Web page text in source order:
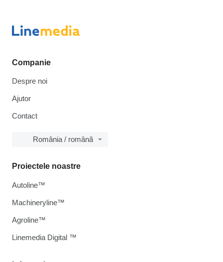
Companie
Despre noi
Ajutor
Contact
România / română
Proiectele noastre
Autoline™
Machineryline™
Agroline™
Linemedia Digital ™